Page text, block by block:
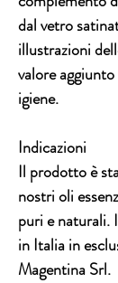
dalvetro
illustrazioni
valore
igiene.
Indicazioni
Il prodotto è
nostrioli
puri e naturali.
in Italia in
Magentina Srl.